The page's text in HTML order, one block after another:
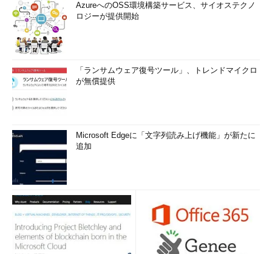
AzureへのOSS環境構築サービス、サイオステクノ
ロジーが提供開始
「ランサムウェア復号ツール」、トレンドマイクロ
が無償提供
Microsoft Edgeに「文字列読み上げ機能」が新たに
追加